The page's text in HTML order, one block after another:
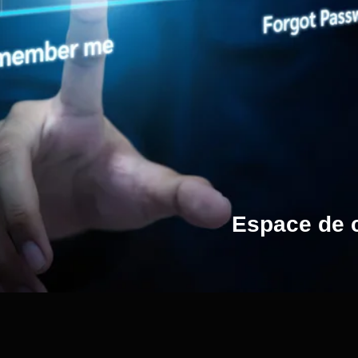
Espace de